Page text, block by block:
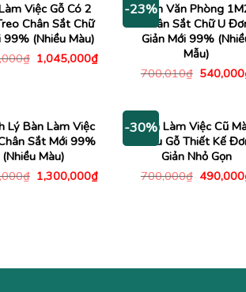
Việc Gỗ Có 2
Chân Sắt Chữ
99% (Nhiều Màu)
₫ Giá
gốc
1,045,000₫Giá
-23%Bàn Văn Phòng
Chân Sắt Chữ U
Giản Mới 99%
Mẫu)
700,010₫ Giá
540,000
Lý Bàn Làm Việc
Chân Sắt Mới 99%
(Nhiều Màu)
₫ Giá
gốc
1,300,000₫Giá
-30%
Bàn Làm Việc Cũ
Nâu Gỗ Thiết Kế
Giản Nhỏ Gọn
700,000₫ Giá
490,000